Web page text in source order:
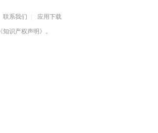
联系我们 应用下载
《知识产权声明》 。